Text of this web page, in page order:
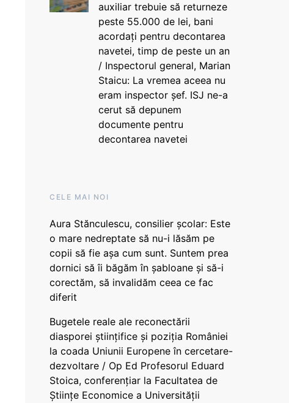
auxiliar trebuie să returneze
peste 55.000 de lei, bani
acordați pentru decontarea
navetei, timp de peste un an
/ Inspectorul general, Marian
Staicu: La vremea aceea nu
eram inspector șef. ISJ ne-a
cerut să depunem
documente pentru
decontarea navetei
CELE MAI NOI
Aura Stănculescu, consilier școlar: Este
o mare nedreptate să nu-i lăsăm pe
copii să fie așa cum sunt. Suntem prea
dornici să îi băgăm în șabloane și să-i
corectăm, să invalidăm ceea ce fac
diferit
Bugetele reale ale reconectării
diasporei științifice și poziția României
la coada Uniunii Europene în cercetare-
dezvoltare / Op Ed Profesorul Eduard
Stoica, conferențiar la Facultatea de
Științe Economice a Universității